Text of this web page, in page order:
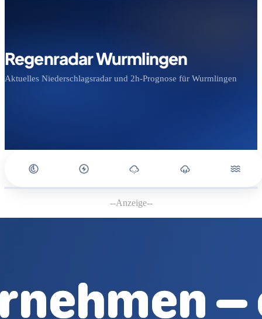
Regenradar Wurmlingen
Aktuelles Niederschlagsradar und 2h-Prognose für Wurmlingen
--Anzeige--